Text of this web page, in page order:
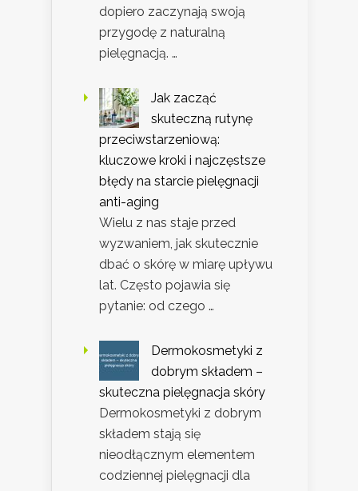
dopiero zaczynają swoją
przygodę z naturalną
pielęgnacją. …
Jak zacząć
skuteczną rutynę
przeciwstarzeniową:
kluczowe kroki i najczęstsze
błędy na starcie pielęgnacji
anti-aging
Wielu z nas staje przed
wyzwaniem, jak skutecznie
dbać o skórę w miarę upływu
lat. Często pojawia się
pytanie: od czego …
Dermokosmetyki z
dobrym składem –
skuteczna pielęgnacja skóry
Dermokosmetyki z dobrym
składem stają się
nieodłącznym elementem
codziennej pielęgnacji dla